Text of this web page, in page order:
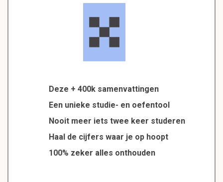
Deze + 400k samenvattingen
Een unieke studie- en oefentool
Nooit meer iets twee keer studeren
Haal de cijfers waar je op hoopt
100% zeker alles onthouden